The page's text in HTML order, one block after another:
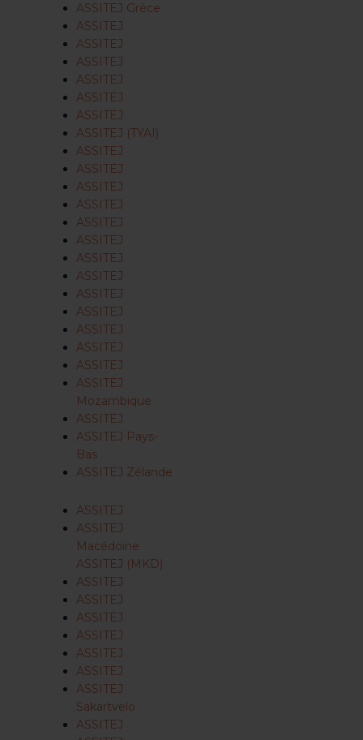
ASSITEJ Grèce
ASSITEJ
ASSITEJ
ASSITEJ
ASSITEJ
ASSITEJ
ASSITEJ
ASSITEJ (TYAI)
ASSITEJ
ASSITEJ
ASSITEJ
ASSITEJ
ASSITEJ
ASSITEJ
ASSITEJ
ASSITEJ
ASSITEJ
ASSITEJ
ASSITEJ
ASSITEJ
ASSITEJ
ASSITEJ
Mozambique
ASSITEJ
ASSITEJ Pays-
Bas
ASSITEJ Zélande
ASSITEJ
ASSITEJ
Macédoine
ASSITEJ (MKD)
ASSITEJ
ASSITEJ
ASSITEJ
ASSITEJ
ASSITEJ
ASSITEJ
ASSITEJ
Sakartvelo
ASSITEJ